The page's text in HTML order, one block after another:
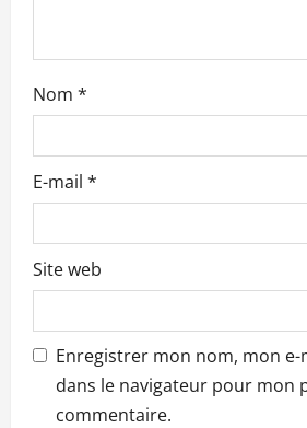
i
c
e
Nom *
E-mail *
Site web
Enregistrer mon nom, mon
dans le navigateur pour mon
commentaire.